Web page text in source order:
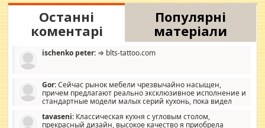
Останні
коментарі
Популярні
матеріали
ischenko peter: ⇒ blts-tattoo.com
Gor:Сейчас рынок мебели чрезвычайно насыщен,
причем предлагают реально эксклюзивное исполнение и
стандартные модели малых серий кухонь, пока видел
стандартные формы, в MebelOk, креативненько и что главное -
tavaseni: Классическая кухня с угловым столом,
прекрасный дизайн, высокое качество я приобрела